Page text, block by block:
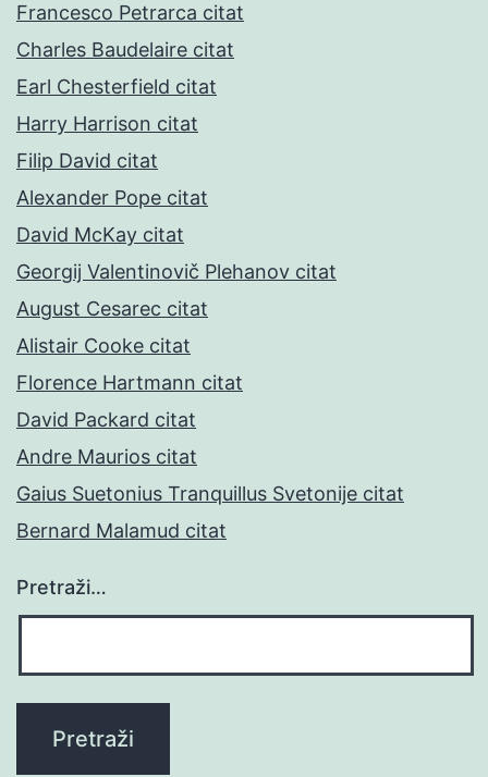
Francesco Petrarca citat
Charles Baudelaire citat
Earl Chesterfield citat
Harry Harrison citat
Filip David citat
Alexander Pope citat
David McKay citat
Georgij Valentinovič Plehanov citat
August Cesarec citat
Alistair Cooke citat
Florence Hartmann citat
David Packard citat
Andre Maurios citat
Gaius Suetonius Tranquillus Svetonije citat
Bernard Malamud citat
Pretraži…